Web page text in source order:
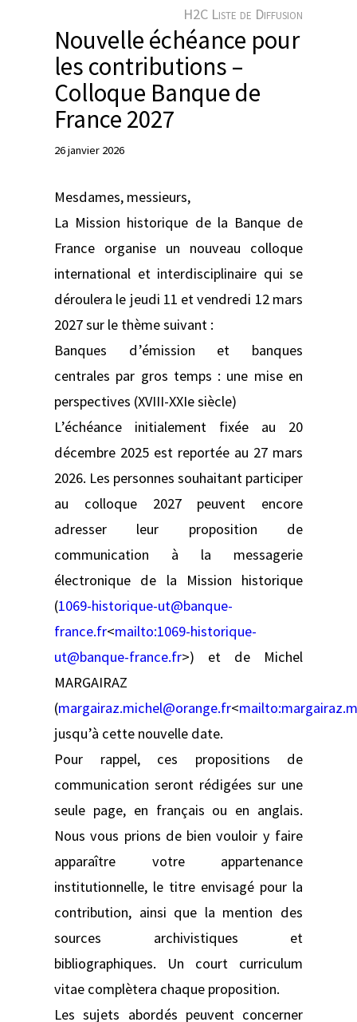
H2C Liste de Diffusion
Nouvelle échéance pour
les contributions –
Colloque Banque de
France 2027
26 janvier 2026
Mesdames, messieurs,
La Mission historique de la Banque de
France organise un nouveau colloque
international et interdisciplinaire qui se
déroulera le jeudi 11 et vendredi 12 mars
2027 sur le thème suivant :
Banques d’émission et banques
centrales par gros temps : une mise en
perspectives (XVIII-XXIe siècle)
L’échéance initialement fixée au 20
décembre 2025 est reportée au 27 mars
2026. Les personnes souhaitant participer
au colloque 2027 peuvent encore
adresser leur proposition de
communication à la messagerie
électronique de la Mission historique
(1069-historique-ut@banque-
france.fr<mailto:1069-historique-
ut@banque-france.fr>) et de Michel
MARGAIRAZ
(margairaz.michel@orange.fr<mailto:
jusqu’à cette nouvelle date.
Pour rappel, ces propositions de
communication seront rédigées sur une
seule page, en français ou en anglais.
Nous vous prions de bien vouloir y faire
apparaître votre appartenance
institutionnelle, le titre envisagé pour la
contribution, ainsi que la mention des
sources archivistiques et
bibliographiques. Un court curriculum
vitae complètera chaque proposition.
Les sujets abordés peuvent concerner